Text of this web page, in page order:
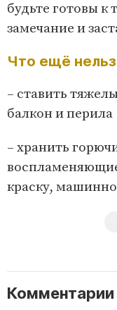
будьте готовы к
замечание и
Что ещё
– ставить
балкон и перила
– хранить
краску,
Комментарии